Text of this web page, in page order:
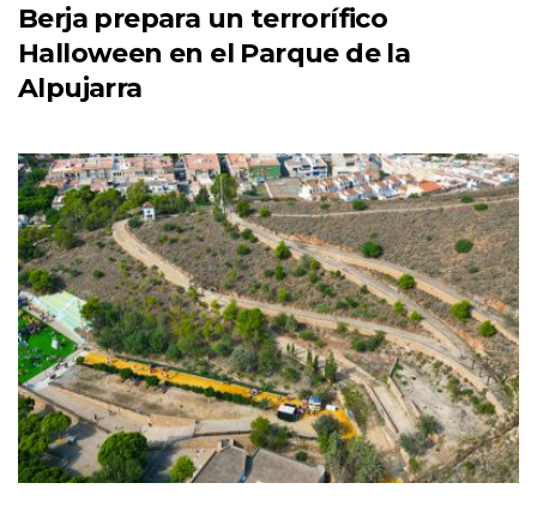
Berja prepara un terrorífico
Halloween en el Parque de la
Alpujarra